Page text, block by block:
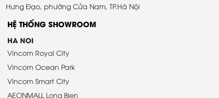
Hưng Đạo, phường Cửa Nam, TP.Hà Nội
HỆ THỐNG SHOWROOM
HA NOI
Vincom Royal City
Vincom Ocean Park
Vincom Smart City
AEONMALL Long Bien